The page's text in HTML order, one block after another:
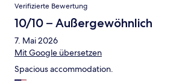
Verifizierte Bewertung
10/10 – Außergewöhnlich
7. Mai 2026
Mit Google übersetzen
Spacious accommodation.